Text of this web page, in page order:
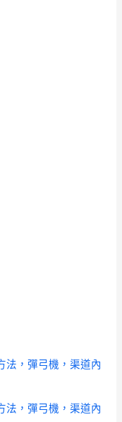
法，彈弓機，渠道內
法，彈弓機，渠道內